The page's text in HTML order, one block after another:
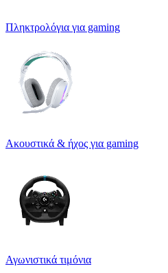
Πληκτρολόγια για gaming
Ακουστικά & ήχος για gaming
Αγωνιστικά τιμόνια